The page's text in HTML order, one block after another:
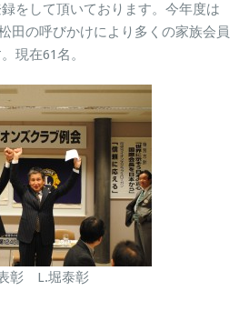
をして頂いております。今年度は
田の呼びかけにより多くの家族会員
現在61名。
彰 L.堀泰彰